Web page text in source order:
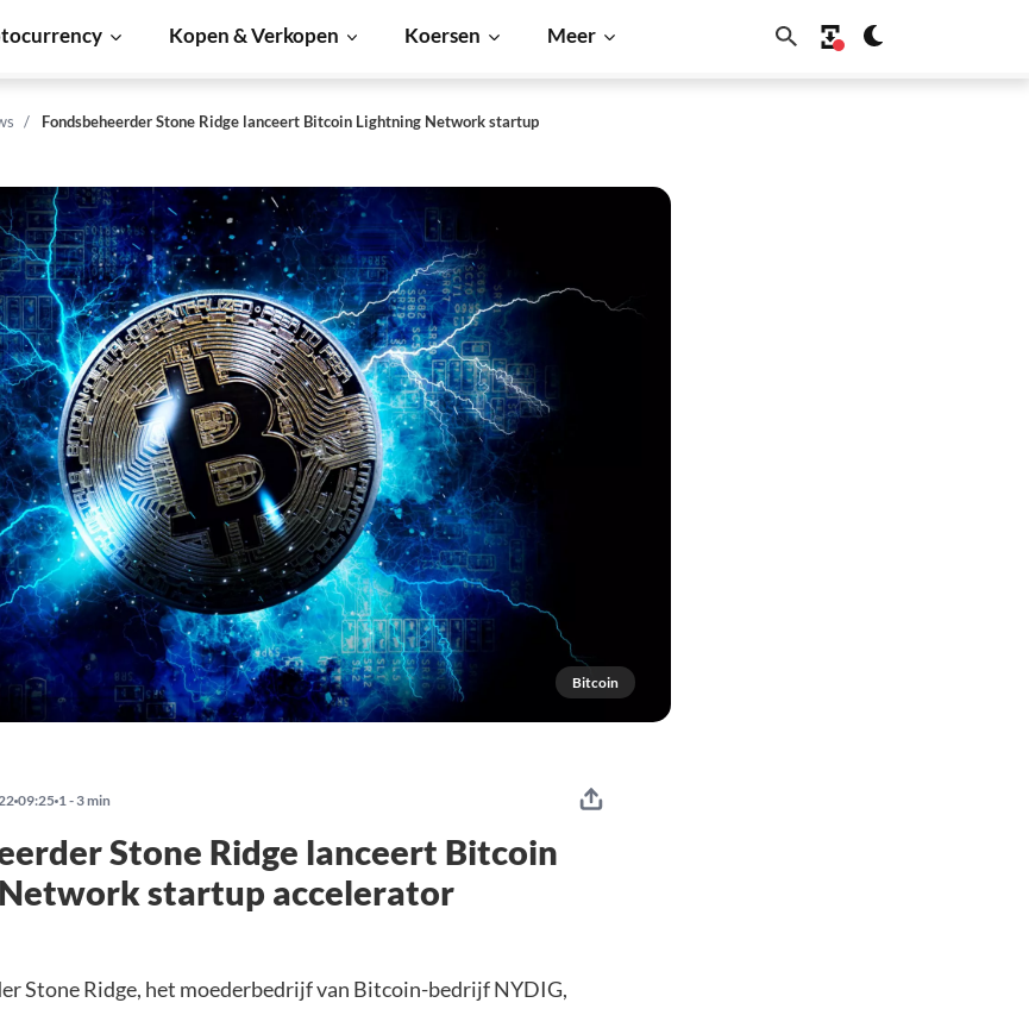
Kopen & Verkopen Koersen Meer
Fondsbeheerder Stone Ridge lanceert Bitcoin Lightning Network startup
Bitcoin
09:25 1 - 3 min
Stone Ridge lanceert Bitcoin
startup accelerator
Stone Ridge, het moederbedrijf van Bitcoin-bedrijf NYDIG,